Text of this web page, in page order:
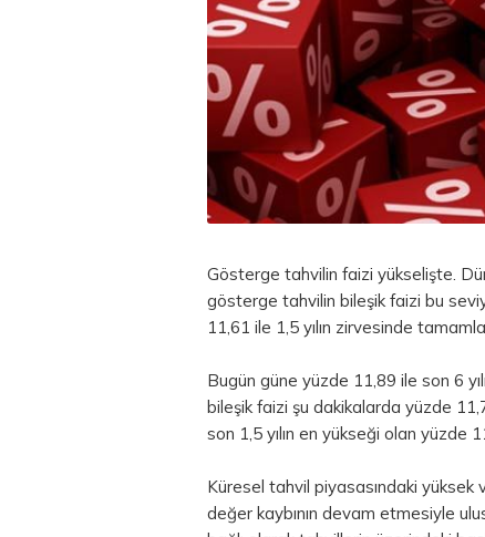
Gösterge tahvilin faizi yükselişte.
gösterge tahvilin bileşik faizi bu
11,61 ile 1,5 yılın zirvesinde
Bugün güne yüzde 11,89 ile son 6
bileşik faizi şu dakikalarda yüzde
son 1,5 yılın en yükseği olan yüzde
Küresel tahvil piyasasındaki yüksek
değer kaybının devam etmesiyle